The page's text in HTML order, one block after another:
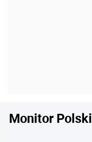
Monitor Polski